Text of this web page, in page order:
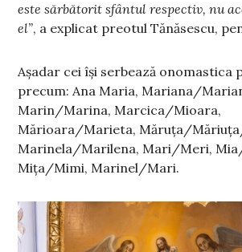
este sărbătorit sfântul respectiv, nu
el”, a explicat preotul Tănăsescu,
Așadar cei își serbează onomastica
precum: Ana Maria, Mariana/
Marin/Marina, Marcica/Mioara,
Mărioara/Marieta, Măruța/
Marinela/Marilena, Mari/Meri,
Mița/Mimi, Marinel/Mari.